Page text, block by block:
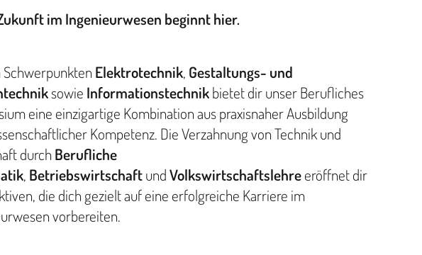
im Ingenieurwesen beginnt hier.
Schwerpunkten Elektrotechnik, Gestaltungs- und
sowie Informationstechnikbietet dir unser Berufliches
eine einzigartige Kombination aus praxisnaher Ausbildung
Kompetenz. Die Verzahnung von Technik und
durch Berufliche
, BetriebswirtschaftundVolkswirtschaftslehreeröffnet dir
die dich gezielt auf eine erfolgreiche Karriere im
vorbereiten.